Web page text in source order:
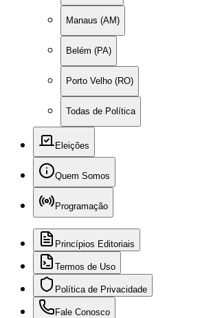
Manaus (AM)
Belém (PA)
Porto Velho (RO)
Todas de Política
Eleições
Quem Somos
Programação
Princípios Editoriais
Termos de Uso
Política de Privacidade
Fale Conosco